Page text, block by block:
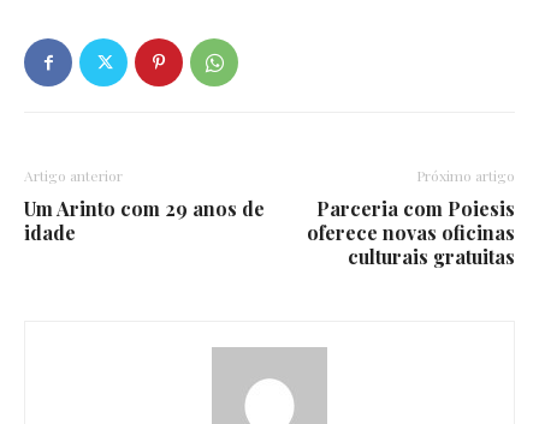
Artigo anterior
Um Arinto com 29 anos de
idade
Próximo artigo
Parceria com Poiesis
oferece novas oficinas
culturais gratuitas